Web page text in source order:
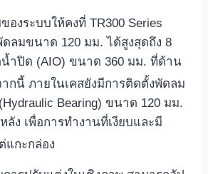
งระบบให้คงที่ TR300 Series
ดลมขนาด 120 มม. ได้สูงสุดถึง 8
ำปิด (AIO) ขนาด 360 มม. ที่ด้าน
กนี้ ภายในเคสยังมีการติดตั้งพัดลม
Bearing) ขนาด 120 มม.
ง เพื่อการทำงานที่เงียบและมี
แกะกล่อง